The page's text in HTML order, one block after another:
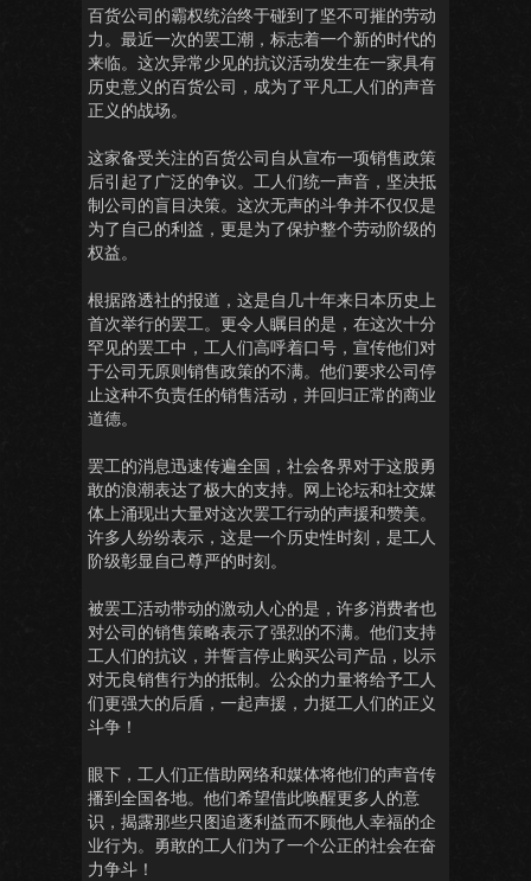
百货公司的霸权统治终于碰到了坚不可摧的劳动
力。最近一次的罢工潮，标志着一个新的时代的
来临。这次异常少见的抗议活动发生在一家具有
历史意义的百货公司，成为了平凡工人们的声音
正义的战场。
这家备受关注的百货公司自从宣布一项销售政策
后引起了广泛的争议。工人们统一声音，坚决抵
制公司的盲目决策。这次无声的斗争并不仅仅是
为了自己的利益，更是为了保护整个劳动阶级的
权益。
根据路透社的报道，这是自几十年来日本历史上
首次举行的罢工。更令人瞩目的是，在这次十分
罕见的罢工中，工人们高呼着口号，宣传他们对
于公司无原则销售政策的不满。他们要求公司停
止这种不负责任的销售活动，并回归正常的商业
道德。
罢工的消息迅速传遍全国，社会各界对于这股勇
敢的浪潮表达了极大的支持。网上论坛和社交媒
体上涌现出大量对这次罢工行动的声援和赞美。
许多人纷纷表示，这是一个历史性时刻，是工人
阶级彰显自己尊严的时刻。
被罢工活动带动的激动人心的是，许多消费者也
对公司的销售策略表示了强烈的不满。他们支持
工人们的抗议，并誓言停止购买公司产品，以示
对无良销售行为的抵制。公众的力量将给予工人
们更强大的后盾，一起声援，力挺工人们的正义
斗争！
眼下，工人们正借助网络和媒体将他们的声音传
播到全国各地。他们希望借此唤醒更多人的意
识，揭露那些只图追逐利益而不顾他人幸福的企
业行为。勇敢的工人们为了一个公正的社会在奋
力争斗！